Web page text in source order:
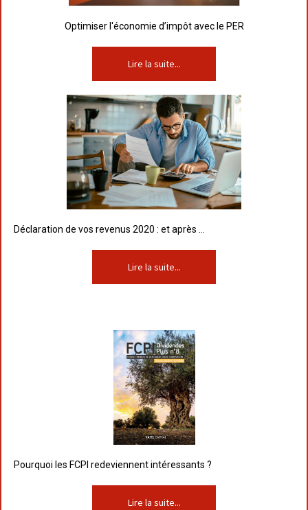
Optimiser l'économie d’impôt avec le PER
Lire la suite...
Déclaration de vos revenus 2020 : et après …
Lire la suite...
Pourquoi les FCPI redeviennent intéressants ?
Lire la suite...